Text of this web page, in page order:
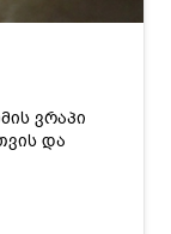
ვრაპი
და